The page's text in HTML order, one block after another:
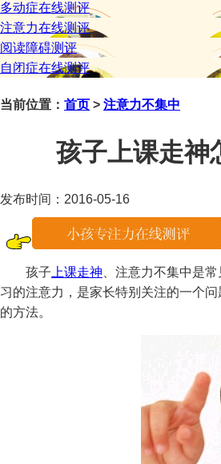
多动症在线测评
注意力在线测评
阅读障碍测评
自闭症在线测评
当前位置： 首页 > 注意力不集中
孩子上课走
发布时间：2016-05-16
孩子 上课走神 、注意力不集中是
习的注意力，是家长特别关注的一个问
的方法。